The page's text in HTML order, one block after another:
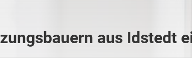
aus Idstedt